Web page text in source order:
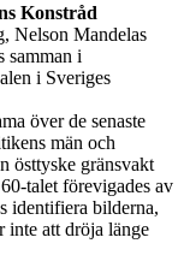
Konstråd
Nelson Mandelas
samman i
i Sveriges
över de senaste
män och
östtyske gränsvakt
talet förevigades av
identifiera bilderna,
inte att dröja länge